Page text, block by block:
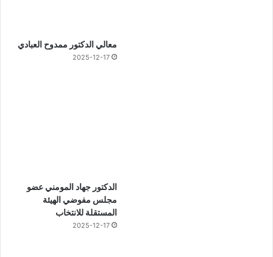
معالي الدكتور ممدوح العبادي
2025-12-17
الدكتور جهاد المومني عضو
مجلس مفوضي الهيئة
المستقلة للانتخاب
2025-12-17